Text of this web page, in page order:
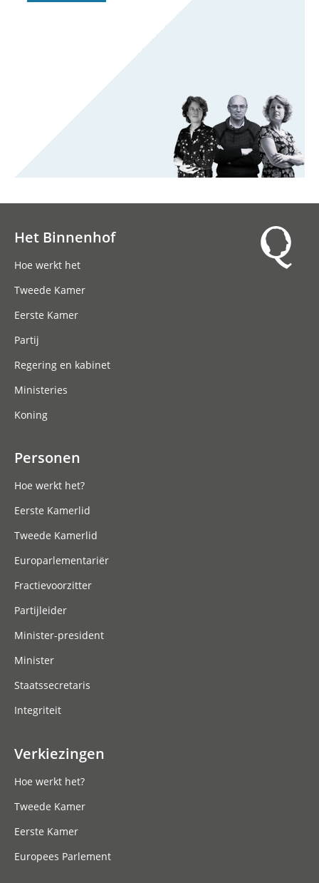
Het Binnenhof
Hoe werkt het
Tweede Kamer
Eerste Kamer
Partij
Regering en kabinet
Ministeries
Koning
Personen
Hoe werkt het?
Eerste Kamerlid
Tweede Kamerlid
Europarlementariër
Fractievoorzitter
Partijleider
Minister-president
Minister
Staatssecretaris
Integriteit
Verkiezingen
Hoe werkt het?
Tweede Kamer
Eerste Kamer
Europees Parlement